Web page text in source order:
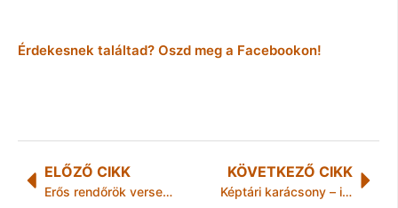
Érdekesnek találtad? Oszd meg a Facebookon!
ELŐZŐ CIKK
Erős rendőrök versenyeztek Miskolcon
KÖVETKEZŐ CIKK
Képtári karácsony – időpontváltozás